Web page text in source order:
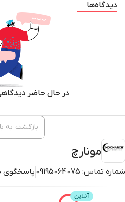
که از ماندگاری بسیار خوبی برخوردار است.
است که ضمن تغذیه پوست لب از ترک خوردن
و پیری زودرس آن می شوند. این رژ لب
دیدگاه‌ها
در حال حاضر
مونارچ
شماره تماس: 09195064075 پاسخگوی
بازگشت به